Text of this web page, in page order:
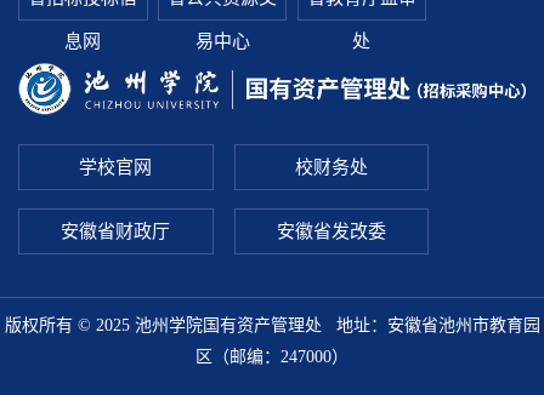
息网 易中心 处
学校官网 校财务处
安徽省财政厅 安徽省发改委
版权所有 © 2025 池州学院国有资产管理处 地址：安徽省池州市教育园
区（邮编：247000）